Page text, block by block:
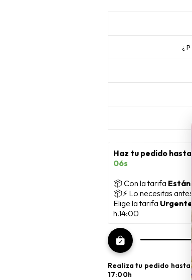
Haz tu pedido hasta
04s
📦 Con la tarifa
📦⚡ Lo necesitas antes?
Elige la tarifa
h.14:00
Realiza tu pedido hasta
17:00h